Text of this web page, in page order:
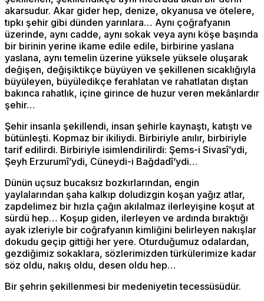
akarsudur. Akar gider hep, denize, okyanusa ve ötelere,
tıpkı şehir gibi dünden yarınlara… Aynı çoğrafyanın
üzerinde, aynı cadde, aynı sokak veya aynı köşe başında
bir birinin yerine ikame edile edile, birbirine yaslana
yaslana, aynı temelin üzerine yüksele yüksele oluşarak
değişen, değişiktikçe büyüyen ve şekillenen sıcaklığıyla
büyüleyen, büyüledikçe ferahlatan ve rahatlatan dıştan
bakınca rahatlık, içine girince de huzur veren mekânlardır
şehir…
Şehir insanla şekillendi, insan şehirle kaynaştı, katıştı ve
bütünleşti. Kopmaz bir ikiliydi. Birbiriyle anılır, birbiriyle
tarif edilirdi. Birbiriyle isimlendirilirdi: Şems-i Sivasî’ydi,
Şeyh Erzurumî’ydi, Cüneydi-i Bağdadî’ydi…
Dünün uçsuz bucaksız bozkırlarından, engin
yaylalarından şaha kalkıp doludizgin koşan yağız atlar,
zapdelimez bir hızla çağın akılalmaz ilerleyişine koşut at
sürdü hep… Koşup giden, ilerleyen ve ardında bıraktığı
ayak izleriyle bir coğrafyanın kimliğini belirleyen nakışlar
dokudu geçip gittiği her yere. Oturduğumuz odalardan,
gezdiğimiz sokaklara, sözlerimizden türkülerimize kadar
söz oldu, nakış oldu, desen oldu hep…
Bir şehrin şekillenmesi bir medeniyetin tecessüsüdür.